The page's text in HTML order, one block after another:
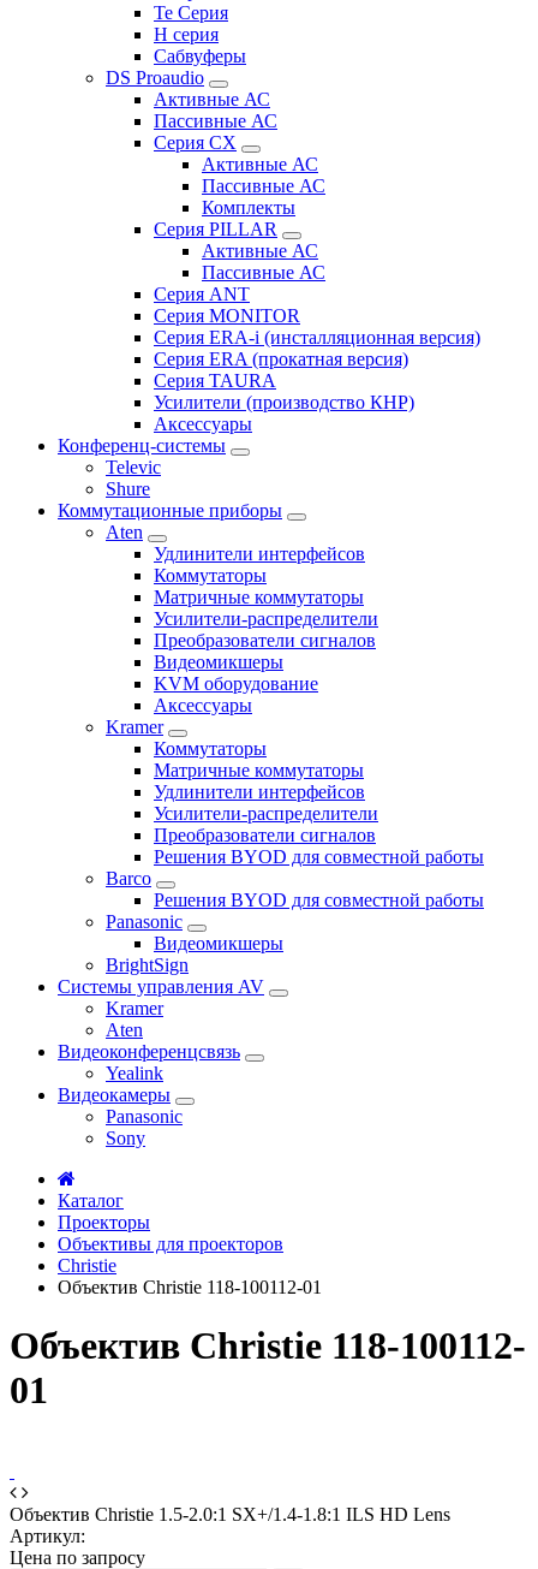
Te Серия
H серия
Сабвуферы
DS Proaudio
Активные АС
Пассивные АС
Серия CX
Активные АС
Пассивные АС
Комплекты
Серия PILLAR
Активные АС
Пассивные АС
Серия ANT
Серия MONITOR
Серия ERA-i (инсталляционная версия)
Серия ERA (прокатная версия)
Серия TAURA
Усилители (производство КНР)
Аксессуары
Конференц-системы
Televic
Shure
Коммутационные приборы
Aten
Удлинители интерфейсов
Коммутаторы
Матричные коммутаторы
Усилители-распределители
Преобразователи сигналов
Видеомикшеры
KVM оборудование
Аксессуары
Kramer
Коммутаторы
Матричные коммутаторы
Удлинители интерфейсов
Усилители-распределители
Преобразователи сигналов
Решения BYOD для совместной работы
Barco
Решения BYOD для совместной работы
Panasonic
Видеомикшеры
BrightSign
Системы управления AV
Kramer
Aten
Видеоконференцсвязь
Yealink
Видеокамеры
Panasonic
Sony
Каталог
Проекторы
Объективы для проекторов
Сhristie
Объектив Christie 118-100112-01
Объектив Christie 118-100112-
01
Объектив Christie 1.5-2.0:1 SX+/1.4-1.8:1 ILS HD Lens
Артикул:
Цена по запросу